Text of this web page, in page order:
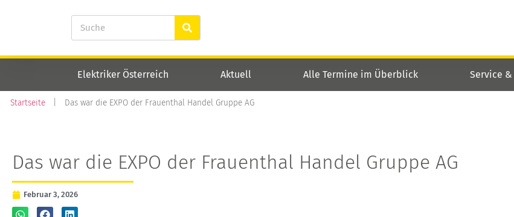
Elektriker Österreich Aktuell Alle Termine im Überblick Service
Startseite Das war die EXPO der Frauenthal Handel Gruppe AG
Das war die EXPO der Frauenthal Handel Gruppe AG
Februar 3, 2026